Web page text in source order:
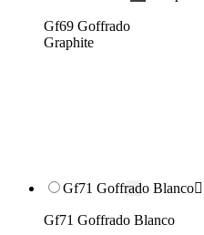
Gf69 Goffrado
Graphite
Gf71 Goffrado Blanco
Gf71 Goffrado Blanco